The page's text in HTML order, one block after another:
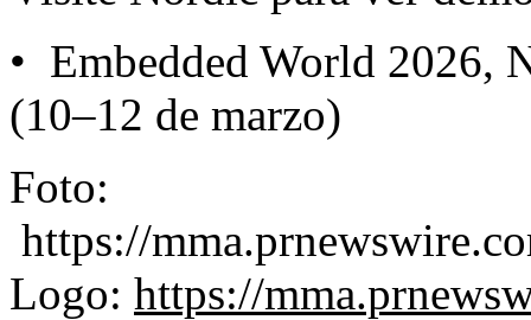
• Embedded World 2026,
(10–12 de marzo)
Foto:
https://
Logo: https://